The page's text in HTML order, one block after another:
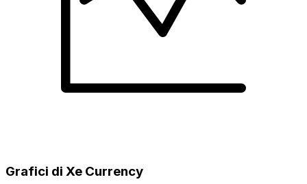
Grafici di Xe Currency